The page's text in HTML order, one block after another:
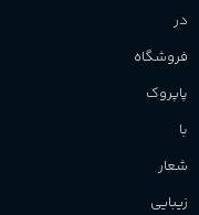
در
فروشگاه
پاپروک
با
شعار
زیبایی